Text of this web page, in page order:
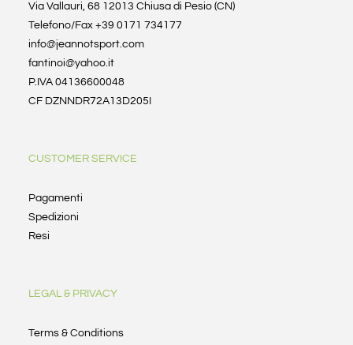
Via Vallauri, 68 12013 Chiusa di Pesio (CN)
Telefono/Fax +39 0171 734177
info@jeannotsport.com
fantinoi@yahoo.it
P.IVA 04136600048
CF DZNNDR72A13D205I
CUSTOMER SERVICE
Pagamenti
Spedizioni
Resi
LEGAL & PRIVACY
Terms & Conditions